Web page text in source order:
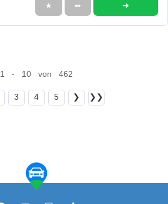
★ ➦ ➜
1 - 10 von 462
3 4 5 ❯ ❯❯